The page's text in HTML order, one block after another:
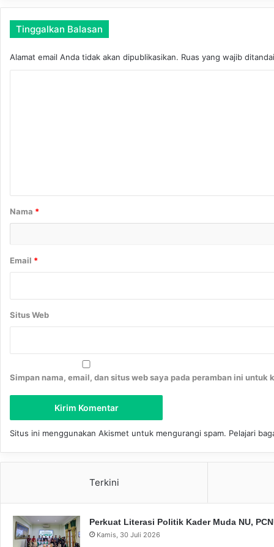
i
y
Tinggalkan Balasan
Alamat email Anda tidak akan dipublikasikan. Ruas yang wajib
r
*
Nama *
Email *
Situs Web
Simpan nama, email, dan situs web saya pada peramban ini untuk
Situs ini menggunakan Akismet untuk mengurangi spam. Pelajari
Terkini
Perkuat Literasi Politik Kader Muda NU,
Kamis, 30 Juli 2026